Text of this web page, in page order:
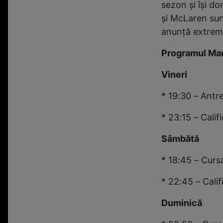
sezon și își
și McLaren
anunță
Programul
Vineri
* 19:30 –
* 23:15 –
Sâmbătă
* 18:45 –
* 22:45 –
Duminică